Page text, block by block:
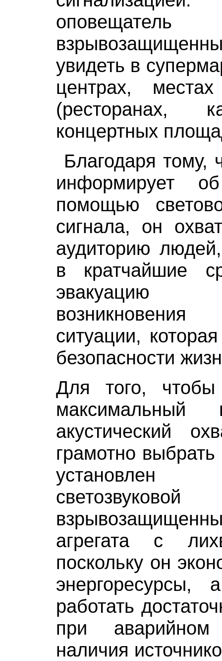
оповещатель
увидеть в
центрах,
(ресторанах,
концертных
Благодаря тому,
информирует
помощью
сигнала, он
аудиторию
в кратчайшие
ситуации,
безопасности
Для того,
максимальный
акустический
грамотно выбрать
установлен
светозвуковой
агрегата с
поскольку он
энергоресурсы,
работать
при
наличия